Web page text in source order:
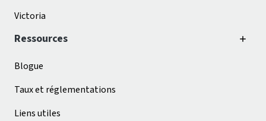
Victoria
Ressources
Blogue
Taux et réglementations
Liens utiles